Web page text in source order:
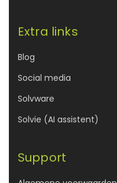
Extra links
Blog
Social media
Solvware
Solvie (AI assistent)
Support